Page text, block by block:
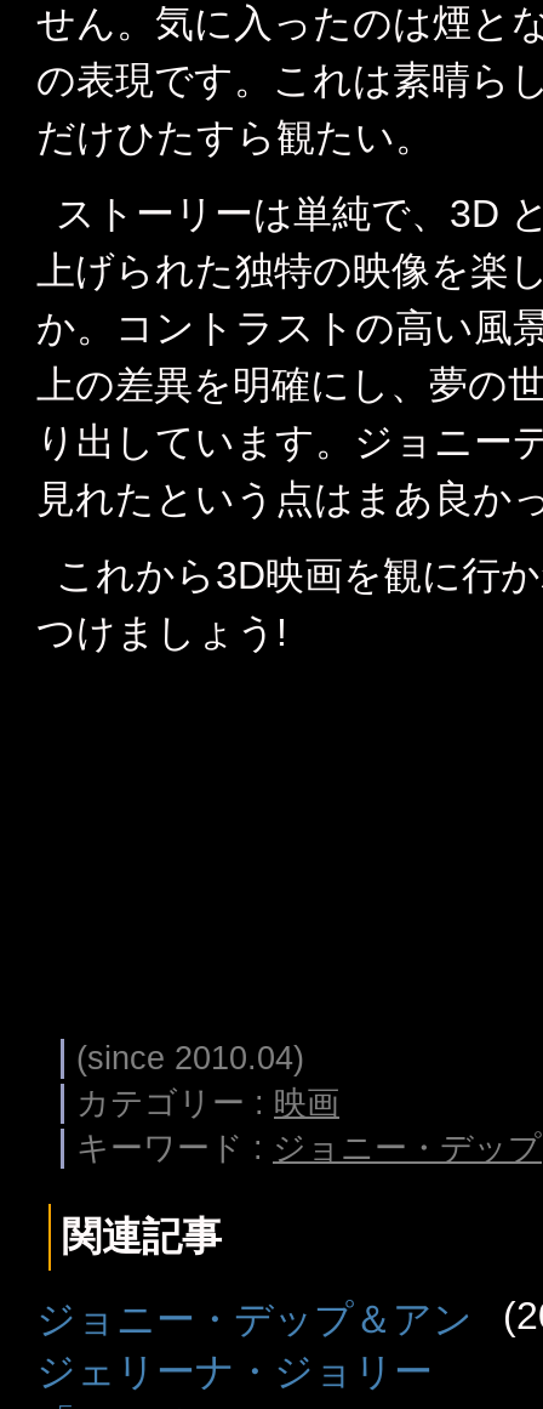
せん。気に入ったのは煙と
の表現です。これは素晴ら
だけひたすら観たい。
ストーリーは単純で、3D
上げられた独特の映像を楽
か。コントラストの高い風
上の差異を明確にし、夢の
り出しています。ジョニー
見れたという点はまあ良か
これから3D映画を観に行
つけましょう!
(since 2010.04)
カテゴリー : 映画
キーワード : ジョニー・デップ
関連記事
ジョニー・デップ＆アン
ジェリーナ・ジョリー